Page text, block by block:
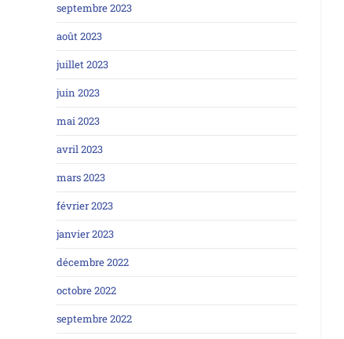
septembre 2023
août 2023
juillet 2023
juin 2023
mai 2023
avril 2023
mars 2023
février 2023
janvier 2023
décembre 2022
octobre 2022
septembre 2022